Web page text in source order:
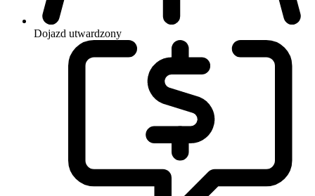
Dojazd utwardzony